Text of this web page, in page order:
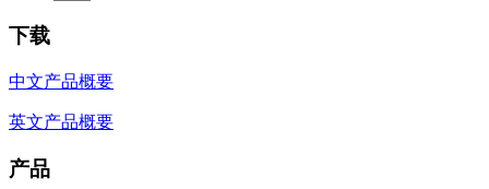
下载
中文产品概要
英文产品概要
产品